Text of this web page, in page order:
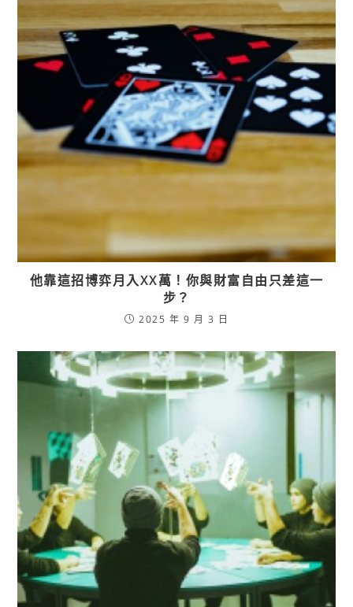
他靠這招博弈月入XX萬！你與財富自由只差這一
步？
2025 年 9 月 3 日